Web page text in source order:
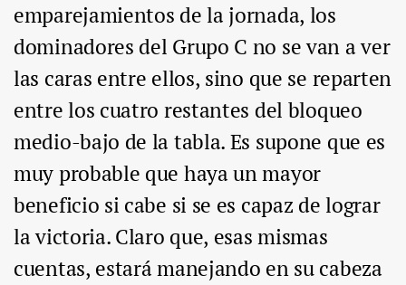
emparejamientos de la jornada, los
dominadores del Grupo C no se van a ver
las caras entre ellos, sino que se reparten
entre los cuatro restantes del bloqueo
medio-bajo de la tabla. Es supone que es
muy probable que haya un mayor
beneficio si cabe si se es capaz de lograr
la victoria. Claro que, esas mismas
cuentas, estará manejando en su cabeza